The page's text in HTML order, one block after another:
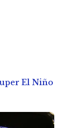
El Niño